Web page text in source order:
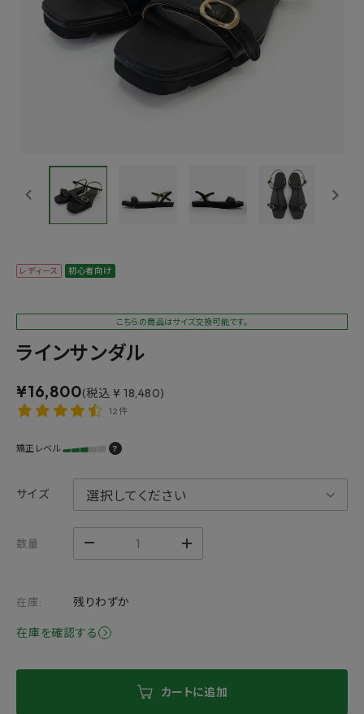
レディース 初心者向け
こちらの商品はサイズ交換可能です。
ラインサンダル
¥16,800(税込 ¥ 18,480)
12件
矯正レベル ？
サイズ
数量
在庫: 残りわずか
在庫を確認する
カートに追加